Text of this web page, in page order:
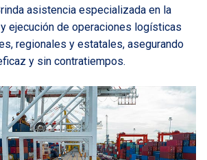
asistencia especializada en la
ejecución de operaciones logísticas
regionales y estatales, asegurando
y sin contratiempos.